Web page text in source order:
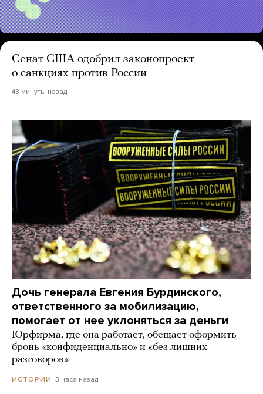
Сенат США одобрил законопроект
о санкциях против России
43 минуты назад
Дочь генерала Евгения Бурдинского,
ответственного за мобилизацию,
помогает от нее уклоняться за деньги
Юрфирма, где она работает, обещает оформить
бронь «конфиденциально» и «без лишних
разговоров»
ИСТОРИИ 3 часа назад